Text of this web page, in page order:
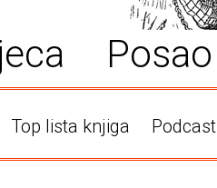
Posao
Top lista knjiga Podcast